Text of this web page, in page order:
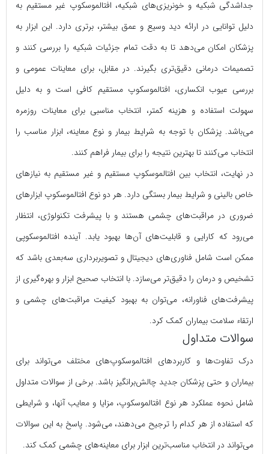
جداشدگی شبکیه و خونریزی‌های شبکیه، افتالموسکوپ غیر مستقیم به
دلیل توانایی در ارائه دید وسیع و عمق بیشتر، برتری دارد. این ابزار به
پزشکان امکان می‌دهد تا به دقت تمام جزئیات شبکیه را بررسی کنند و
تصمیمات درمانی دقیق‌تری بگیرند. در مقابل، برای معاینات عمومی و
بررسی عیوب انکساری، افتالموسکوپ مستقیم کافی است و به دلیل
سهولت استفاده و هزینه کمتر، انتخاب مناسبی برای معاینات روزمره
می‌باشد. پزشکان با توجه به شرایط بیمار و نوع معاینه، ابزار مناسب را
انتخاب می‌کنند تا بهترین نتیجه را برای بیمار فراهم کنند.
در نهایت، انتخاب بین افتالموسکوپ مستقیم و غیر مستقیم به نیازهای
خاص بالینی و شرایط بیمار بستگی دارد. هر دو نوع افتالموسکوپ ابزارهای
ضروری در مراقبت‌های چشمی هستند و با پیشرفت تکنولوژی، انتظار
می‌رود که کارایی و قابلیت‌های آن‌ها بهبود یابد. آینده افتالموسکوپی
ممکن است شامل فناوری‌های دیجیتال و تصویربرداری سه‌بعدی باشد که
تشخیص و درمان را دقیق‌تر می‌سازد. با انتخاب صحیح ابزار و بهره‌گیری از
پیشرفت‌های فناورانه، می‌توان به بهبود کیفیت مراقبت‌های چشمی و
ارتقاء سلامت بیماران کمک کرد.
سوالات متداول
درک تفاوت‌ها و کاربردهای افتالموسکوپ‌های مختلف می‌تواند برای
بیماران و حتی پزشکان جدید چالش‌برانگیز باشد. برخی از سوالات متداول
شامل نحوه عملکرد هر نوع افتالموسکوپ، مزایا و معایب آنها، و شرایطی
که استفاده از هر کدام را ترجیح می‌دهند، می‌شود. پاسخ به این سوالات
می‌تواند در انتخاب مناسب‌ترین ابزار برای معاینه‌های چشمی کمک کند.